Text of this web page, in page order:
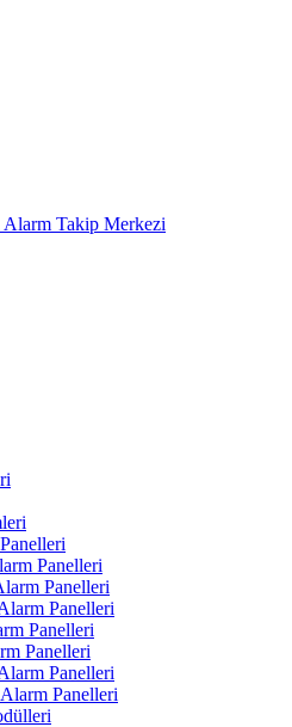
Panelleri
Panelleri
Panelleri
Panelleri
Panelleri
Panelleri
Panelleri